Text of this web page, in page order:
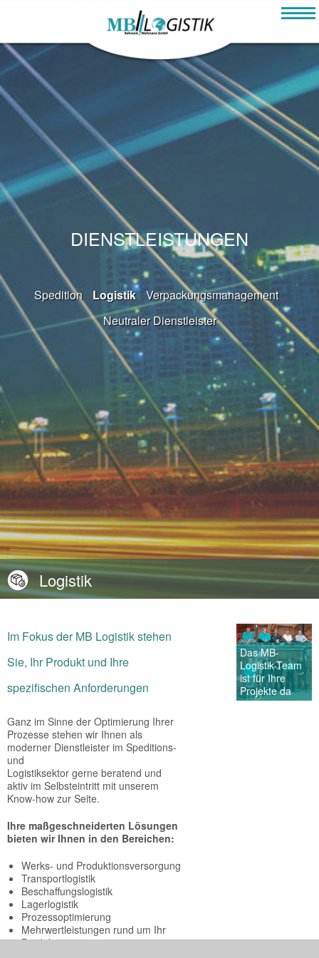
überspringen
DIENSTLEISTUNGEN
Navigation
überspringen
Spedition Logistik
Verpackungsmanagement
Neutraler Dienstleister
Logistik
Im Fokus der MB Logistik stehen
Sie, Ihr Produkt und Ihre
spezifischen Anforderungen
Ganz im Sinne der Optimierung Ihrer
Prozesse stehen wir Ihnen als
moderner Dienstleister im Speditions-
und
Logistiksektor gerne beratend und
aktiv im Selbsteintritt mit unserem
Know-how zur Seite.
Ihre maßgeschneiderten Lösungen
bieten wir Ihnen in den Bereichen:
Werks- und Produktionsversorgung
Transportlogistik
Beschaffungslogistik
Lagerlogistik
Prozessoptimierung
Mehrwertleistungen rund um Ihr
Produkt
Das MB-
Logistik-Team
ist für Ihre
Projekte da